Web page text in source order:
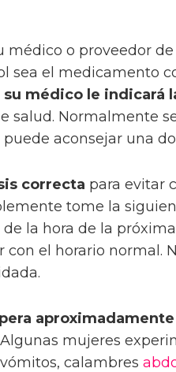
médico o proveedor
sea el medicamento
su médico le indicará
salud. Normalmente
aconsejar una
correcta para evitar
tome la
la hora de la
el horario normal.
mujeres
calambres